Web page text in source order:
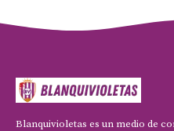
Blanquivioletas es un medio de